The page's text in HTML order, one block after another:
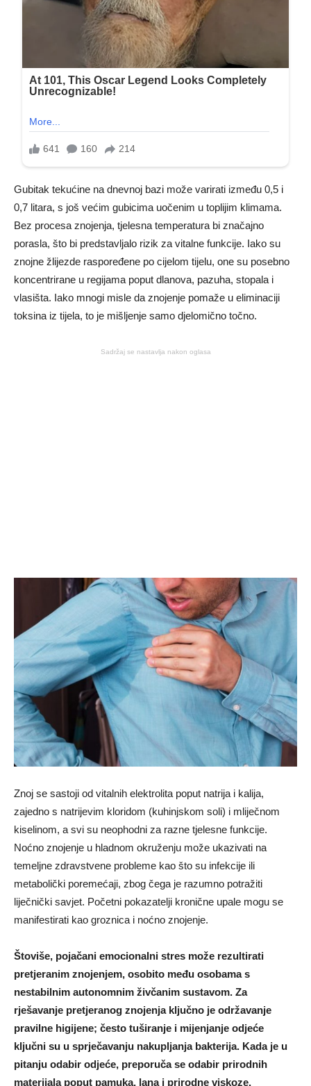
Gubitak tekućine na dnevnoj bazi može varirati između 0,5 i
0,7 litara, s još većim gubicima uočenim u toplijim klimama.
Bez procesa znojenja, tjelesna temperatura bi značajno
porasla, što bi predstavljalo rizik za vitalne funkcije. Iako su
znojne žlijezde raspoređene po cijelom tijelu, one su posebno
koncentrirane u regijama poput dlanova, pazuha, stopala i
vlasišta. Iako mnogi misle da znojenje pomaže u eliminaciji
toksina iz tijela, to je mišljenje samo djelomično točno.
Sadržaj se nastavlja nakon oglasa
Znoj se sastoji od vitalnih elektrolita poput natrija i kalija,
zajedno s natrijevim kloridom (kuhinjskom soli) i mliječnom
kiselinom, a svi su neophodni za razne tjelesne funkcije.
Noćno znojenje u hladnom okruženju može ukazivati ​​na
temeljne zdravstvene probleme kao što su infekcije ili
metabolički poremećaji, zbog čega je razumno potražiti
liječnički savjet. Početni pokazatelji kronične upale mogu se
manifestirati kao groznica i noćno znojenje.
Štoviše, pojačani emocionalni stres može rezultirati
pretjeranim znojenjem, osobito među osobama s
nestabilnim autonomnim živčanim sustavom. Za
rješavanje pretjeranog znojenja ključno je održavanje
pravilne higijene; često tuširanje i mijenjanje odjeće
ključni su u sprječavanju nakupljanja bakterija. Kada je u
pitanju odabir odjeće, preporuča se odabir prirodnih
materijala poput pamuka, lana i prirodne viskoze.